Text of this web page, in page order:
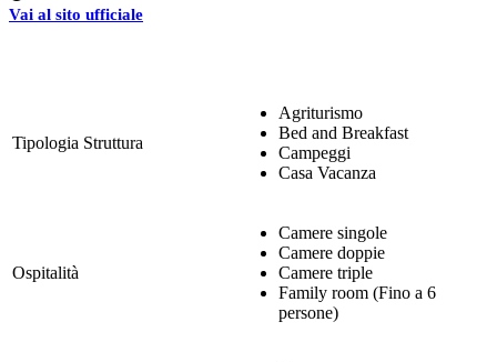
Vai al sito ufficiale
Tipologia Struttura
Agriturismo
Bed and Breakfast
Campeggi
Casa Vacanza
Ospitalità
Camere singole
Camere doppie
Camere triple
Family room (Fino a 6
persone)